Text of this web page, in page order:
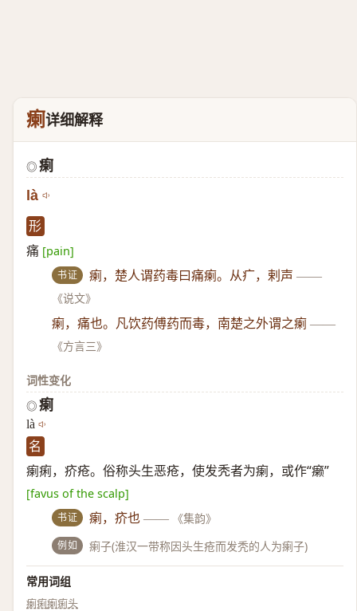
瘌详细解释
◎ 瘌
là
形
痛 [pain]
书证 瘌，楚人谓药毒曰痛瘌。从疒，剌声 ——
《说文》
瘌，痛也。凡饮药傅药而毒，南楚之外谓之瘌 ——
《方言三》
词性变化
◎ 瘌
là
名
瘌痢，疥疮。俗称头生恶疮，使发秃者为瘌，或作“癞”
[favus of the scalp]
书证 瘌，疥也 —— 《集韵》
例如 瘌子(淮汉一带称因头生疮而发秃的人为瘌子)
常用词组
瘌痢瘌痢头